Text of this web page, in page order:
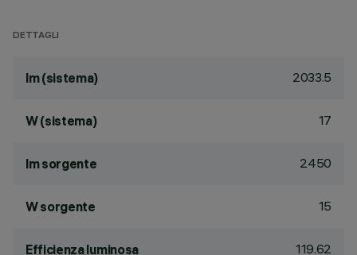
DETTAGLI
lm (sistema) 2033.5
W (sistema) 17
lm sorgente 2450
W sorgente 15
Efficienza luminosa 119.62